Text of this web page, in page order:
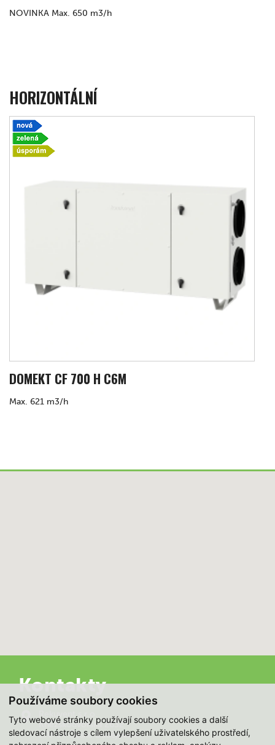
Používáme soubory cookies
Tyto webové stránky používají soubory cookies a další
sledovací nástroje s cílem vylepšení uživatelského prostředí,
NOVINKA Max. 650 m3/h
HORIZONTÁLNÍ
DOMEKT CF 700 H C6M
Max. 621 m3/h
Kontakty
Rekuvent s.r.o.
Kněžskodvorská 2632
370 04 České Budějovice